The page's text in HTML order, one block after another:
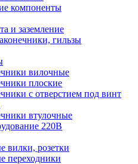
компоненты
и заземление
гильзы
вилочные
плоские
с отверстием под винт
втулочные
220В
вилки, розетки
переходники